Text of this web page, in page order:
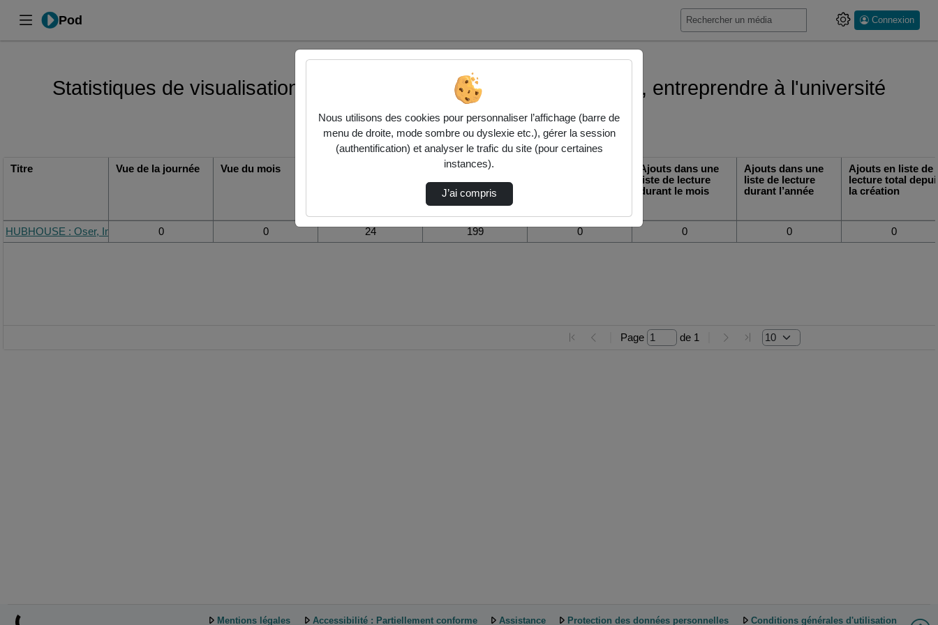
Pod Connexion
Statistiques de visualisation de la vidéo Hubhouse : oser, imaginer, entreprendre à l'université
Modifier la période de
visualisation
Titre Vue de la journée Vue du mois
Vue totale depuis
création
Ajouts dans une
liste de lecture
durant le mois
Ajouts dans une
liste de lecture
durant l’année
Ajouts en liste de
lecture total
la création
HUBHOUSE : Oser, Imaginer, Entreprendre à l'Université
0 0 24 199 0 0 0 0
Page de 1
Mentions légales Accessibilité : Partiellement conforme Assistance Protection des données personnelles Conditions générales d'utilisation
Nous utilisons des cookies pour personnaliser l’affichage (barre de
menu de droite, mode sombre ou dyslexie etc.), gérer la session
(authentification) et analyser le trafic du site (pour certaines
instances).
J’ai compris